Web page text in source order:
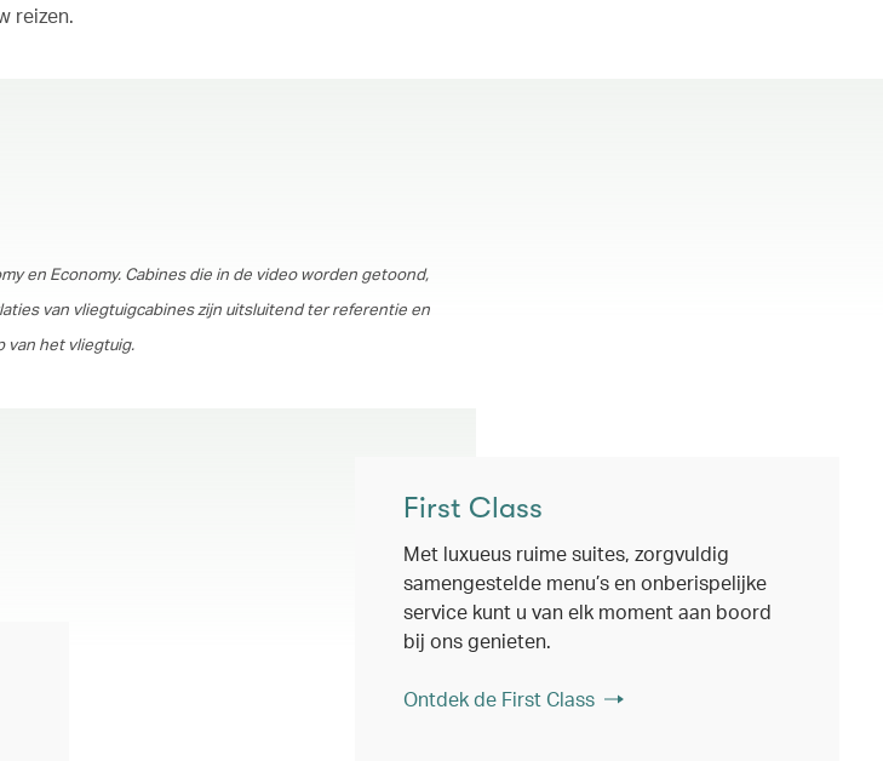
reizen.
en Economy. Cabines die in de video worden getoond,
van vliegtuigcabines zijn uitsluitend ter referentie en
van het vliegtuig.
First Class
Met luxueus ruime suites, zorgvuldig
samengestelde menu’s en onberispelijke
service kunt u van elk moment aan boord
bij ons genieten.
Ontdek de First Class